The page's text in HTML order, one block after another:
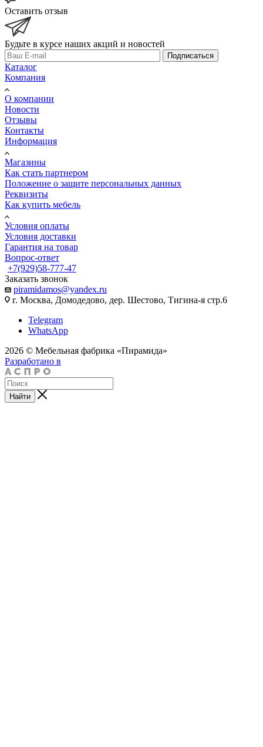
Оставить отзыв
Будьте в курсе наших акций и новостей
Подписаться
Каталог
Компания
О компании
Новости
Отзывы
Контакты
Информация
Магазины
Как стать партнером
Положение о защите персональных данных
Реквизиты
Как купить мебель
Условия оплаты
Условия доставки
Гарантия на товар
Вопрос-ответ
+7(929)58-777-47
Заказать звонок
piramidamos@yandex.ru
г. Москва, Домодедово, дер. Шестово, Тигина-я стр.6
Telegram
WhatsApp
2026 © Мебельная фабрика «Пирамида»
Разработано в
Найти